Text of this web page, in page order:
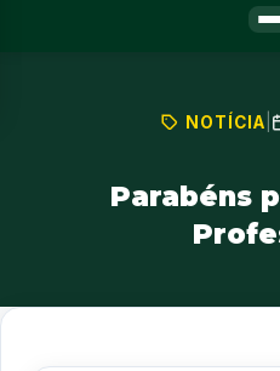
NOTÍCIA
Parabéns